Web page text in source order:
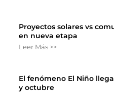
Proyectos solares vs
en nueva etapa
Leer Más >>
El fenómeno El Niño
y octubre